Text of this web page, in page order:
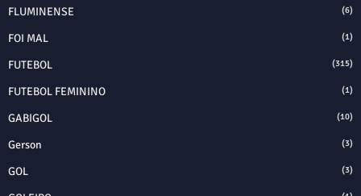
FLUMINENSE (6)
FOI MAL (1)
FUTEBOL (315)
FUTEBOL FEMININO (1)
GABIGOL (10)
Gerson (3)
GOL (3)